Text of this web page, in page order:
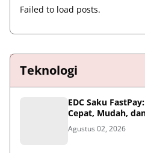
Failed to load posts.
Teknologi
EDC Saku
Cepat, Mudah,
Agustus 02, 2026